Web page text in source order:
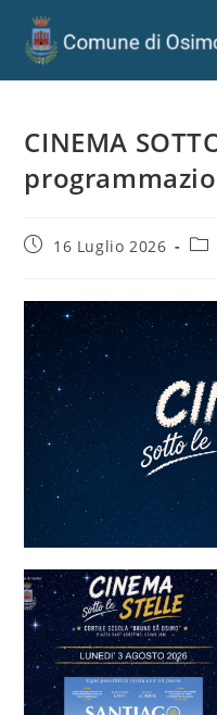
CINEMA
16 Luglio 2026